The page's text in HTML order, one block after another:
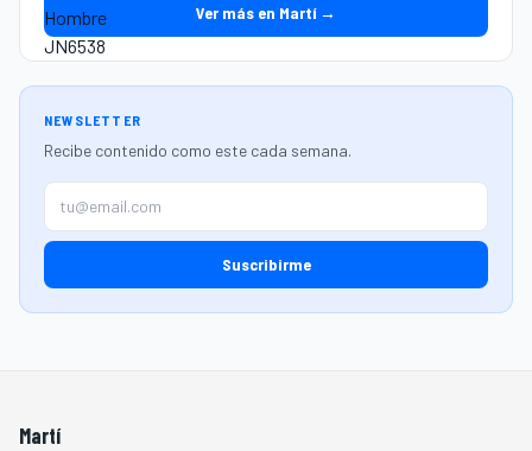
Ver más en Martí →
NEWSLETTER
Recibe contenido como este cada semana.
Suscribirme
Martí